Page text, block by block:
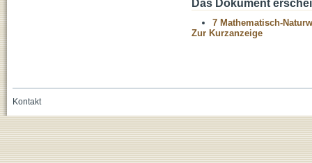
Das Dokument
7 Mathematisch-
Zur Kurzanzeige
Kontakt